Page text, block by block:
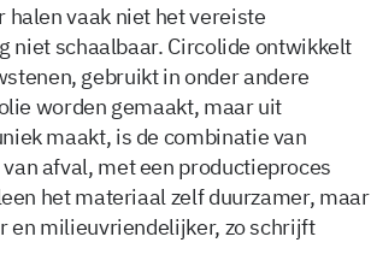
vaak niet het vereiste
niet schaalbaar. Circolide ontwikkelt
gebruikt in onder andere
worden gemaakt, maar uit
maakt, is de combinatie van
afval, met een productieproces
het materiaal zelf duurzamer, maar
en milieuvriendelijker, zo schrijft